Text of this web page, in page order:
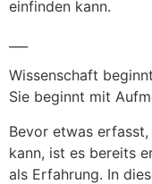
einfinden kann.
Wissenschaft
Sie beginnt mit
Bevor etwas
kann, ist es bereits
als Erfahrung. In